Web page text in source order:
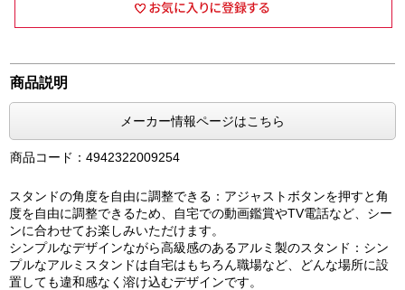
商品説明
メーカー情報ページはこちら
商品コード：4942322009254
スタンドの角度を自由に調整できる：アジャストボタンを押すと角
度を自由に調整できるため、自宅での動画鑑賞やTV電話など、シー
ンに合わせてお楽しみいただけます。
シンプルなデザインながら高級感のあるアルミ製のスタンド：シン
プルなアルミスタンドは自宅はもちろん職場など、どんな場所に設
置しても違和感なく溶け込むデザインです。